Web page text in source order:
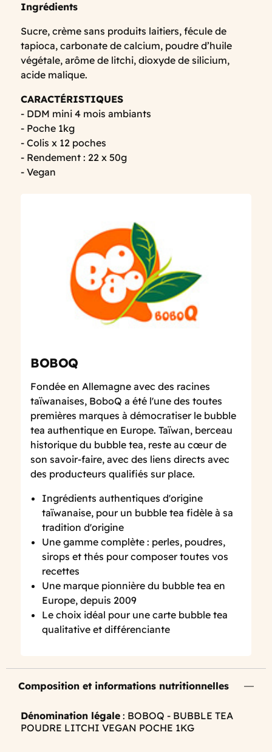
Ingrédients
Sucre, crème sans produits laitiers, fécule de
tapioca, carbonate de calcium, poudre d’huile
végétale, arôme de litchi, dioxyde de silicium,
acide malique.
CARACTÉRISTIQUES
- DDM mini 4 mois ambiants
- Poche 1kg
- Colis x 12 poches
- Rendement : 22 x 50g
- Vegan
BOBOQ
Fondée en Allemagne avec des racines
taïwanaises, BoboQ a été l'une des toutes
premières marques à démocratiser le bubble
tea authentique en Europe. Taïwan, berceau
historique du bubble tea, reste au cœur de
son savoir-faire, avec des liens directs avec
des producteurs qualifiés sur place.
Ingrédients authentiques d'origine
taïwanaise, pour un bubble tea fidèle à sa
tradition d'origine
Une gamme complète : perles, poudres,
sirops et thés pour composer toutes vos
recettes
Une marque pionnière du bubble tea en
Europe, depuis 2009
Le choix idéal pour une carte bubble tea
qualitative et différenciante
Composition et informations nutritionnelles
Dénomination légale : BOBOQ - BUBBLE TEA
POUDRE LITCHI VEGAN POCHE 1KG